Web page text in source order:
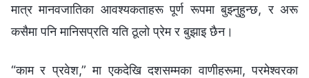
मात्र मानवजातिका आवश्यकताहरू पूर्ण रूपमा बुझ्नुहुन्छ, र अरू
कसैमा पनि मानिसप्रति यति ठूलो प्रेम र बुझाइ छैन।
“काम र प्रवेश,” मा एकदेखि दशसम्मका वाणीहरूमा, परमेश्‍वरका